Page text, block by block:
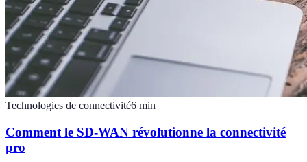
Technologies de connectivité6 min
Comment le SD-WAN révolutionne la connectivité
pro